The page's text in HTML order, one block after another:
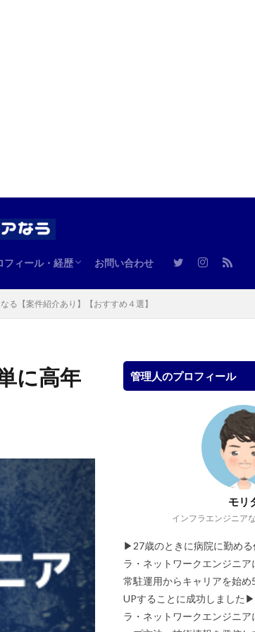
フィール・経歴
ジニアとしての経歴
人のプロフィール
お問い合わせ
る【案件紹介あり】【おすすめ４選】
に高年
管理人のプロフィール
モリ
インフラエンジニア
▶︎27歳のときに病院に勤める
ラ・ネットワークエンジニ
常駐運用からキャリアを始
UPすることに成功しまし
ラ・ネットワークエンジニ